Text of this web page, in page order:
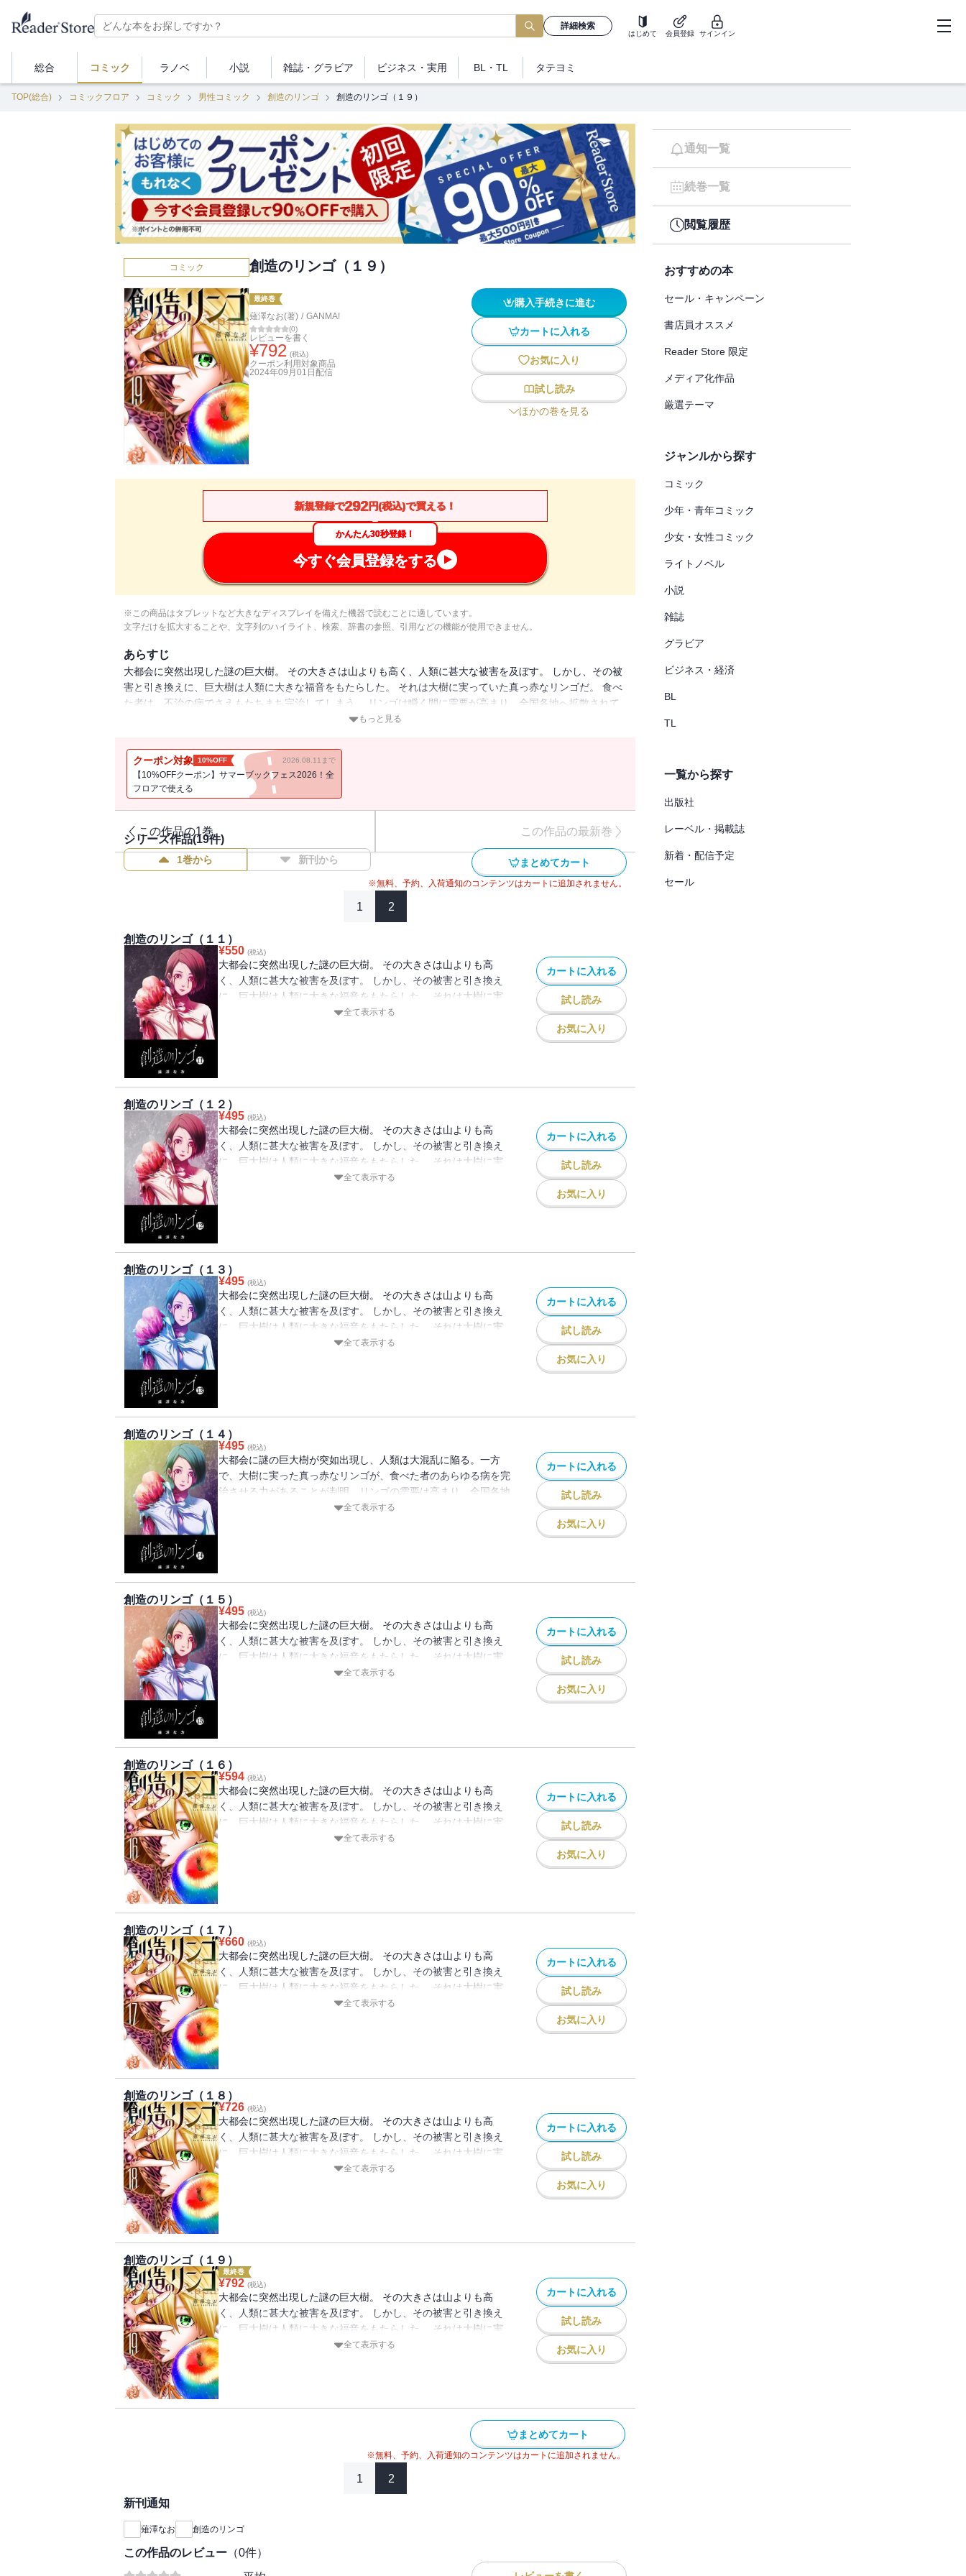
詳細検索
はじめて 会員登録 サインイン
総合 コミック ラノベ 小説 雑誌・ グラビア ビジネス ・実用 BL・TL タテヨミ
TOP(総合) コミックフロア コミック 男性コミック 創造のリンゴ 創造のリンゴ（１９）
コミック 創造のリンゴ（１９）
最終巻
薙澤なお(著) / GANMA!
(0)
レビューを書く
¥792 (税込)
クーポン利用対象商品
2024年09月01日 配信
購入手続きに進む
カートに入れる
お気に入り
試し読み
ほかの巻を見る
新規登録で292円(税込)で買える！
かんたん30秒登録！
今すぐ会員登録をする
※この商品はタブレットなど大きなディスプレイを備えた機器で読むことに適しています。
文字だけを拡大することや、文字列のハイライト、検索、辞書の参照、引用などの機能が使用できません。
あらすじ
大都会に突然出現した謎の巨大樹。 その大きさは山よりも高く、人類に甚大な被害を及ぼす。 しかし、その被
害と引き換えに、巨大樹は人類に大きな福音をもたらした。 それは大樹に実っていた真っ赤なリンゴだ。 食べ
た者は、不治の病でさえもたちまち完治してしまう。 リンゴは瞬く間に需要が高まり、全国各地へ拡散されて
いく。 しかし、そのリンゴには・・・・・・。（著者名：薙澤なお/初出：GANMA!190～200話掲載分）
もっと見る
クーポン対象 10%OFF 2026.08.11まで
【10%OFFクーポン】サマーブックフェス2026！全
フロアで使える
この作品の1巻 この作品の最新巻
シリーズ作品(19件)
1巻から 新刊から まとめてカート
※無料、予約、入荷通知のコンテンツはカートに追加されません。
1 2
創造のリンゴ（１１）
¥550 (税込)
大都会に突然出現した謎の巨大樹。 その大きさは山よりも高
く、人類に甚大な被害を及ぼす。 しかし、その被害と引き換え
に、巨大樹は人類に大きな福音をもたらした。 それは大樹に実
っていた真っ赤なリンゴだ。 食べた者は、不治の病でさえもた
全て表示する
カートに入れる
試し読み
お気に入り
創造のリンゴ（１２）
¥495 (税込)
大都会に突然出現した謎の巨大樹。 その大きさは山よりも高
く、人類に甚大な被害を及ぼす。 しかし、その被害と引き換え
に、巨大樹は人類に大きな福音をもたらした。 それは大樹に実
っていた真っ赤なリンゴだ。 食べた者は、不治の病でさえもた
全て表示する
カートに入れる
試し読み
お気に入り
創造のリンゴ（１３）
¥495 (税込)
大都会に突然出現した謎の巨大樹。 その大きさは山よりも高
く、人類に甚大な被害を及ぼす。 しかし、その被害と引き換え
に、巨大樹は人類に大きな福音をもたらした。 それは大樹に実
っていた真っ赤なリンゴだ。 食べた者は、不治の病でさえもた
全て表示する
カートに入れる
試し読み
お気に入り
創造のリンゴ（１４）
¥495 (税込)
大都会に謎の巨大樹が突如出現し、人類は大混乱に陥る。一方
で、大樹に実った真っ赤なリンゴが、食べた者のあらゆる病を完
治させる力があることが判明。リンゴの需要は高まり、全国各地
へ拡散されていくが・・・（著者名：薙澤なお/初出：
全て表示する
カートに入れる
試し読み
お気に入り
創造のリンゴ（１５）
¥495 (税込)
大都会に突然出現した謎の巨大樹。 その大きさは山よりも高
く、人類に甚大な被害を及ぼす。 しかし、その被害と引き換え
に、巨大樹は人類に大きな福音をもたらした。 それは大樹に実
っていた真っ赤なリンゴだ。 食べた者は、不治の病でさえもた
全て表示する
カートに入れる
試し読み
お気に入り
創造のリンゴ（１６）
¥594 (税込)
大都会に突然出現した謎の巨大樹。 その大きさは山よりも高
く、人類に甚大な被害を及ぼす。 しかし、その被害と引き換え
に、巨大樹は人類に大きな福音をもたらした。 それは大樹に実
っていた真っ赤なリンゴだ。 食べた者は、不治の病でさえもた
全て表示する
カートに入れる
試し読み
お気に入り
創造のリンゴ（１７）
¥660 (税込)
大都会に突然出現した謎の巨大樹。 その大きさは山よりも高
く、人類に甚大な被害を及ぼす。 しかし、その被害と引き換え
に、巨大樹は人類に大きな福音をもたらした。 それは大樹に実
っていた真っ赤なリンゴだ。 食べた者は、不治の病でさえもた
全て表示する
カートに入れる
試し読み
お気に入り
創造のリンゴ（１８）
¥726 (税込)
大都会に突然出現した謎の巨大樹。 その大きさは山よりも高
く、人類に甚大な被害を及ぼす。 しかし、その被害と引き換え
に、巨大樹は人類に大きな福音をもたらした。 それは大樹に実
っていた真っ赤なリンゴだ。 食べた者は、不治の病でさえもた
全て表示する
カートに入れる
試し読み
お気に入り
創造のリンゴ（１９）
最終巻
¥792 (税込)
大都会に突然出現した謎の巨大樹。 その大きさは山よりも高
く、人類に甚大な被害を及ぼす。 しかし、その被害と引き換え
に、巨大樹は人類に大きな福音をもたらした。 それは大樹に実
っていた真っ赤なリンゴだ。 食べた者は、不治の病でさえもた
話掲載分）
全て表示する
カートに入れる
試し読み
お気に入り
まとめてカート
※無料、予約、入荷通知のコンテンツはカートに追加されません。
1 2
新刊通知
薙澤なお 創造のリンゴ
この作品のレビュー （0件）
通知一覧
続巻一覧
閲覧履歴
おすすめの本
セール・キャンペーン
書店員オススメ
Reader Store 限定
メディア化作品
厳選テーマ
ジャンルから探す
コミック
少年・青年コミック
少女・女性コミック
ライトノベル
小説
雑誌
グラビア
ビジネス・経済
BL
TL
一覧から探す
出版社
レーベル・掲載誌
新着・配信予定
セール